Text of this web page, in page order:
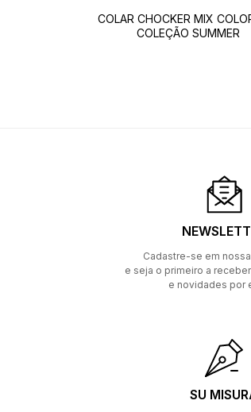
COLAR CHOCKER MIX
COLEÇÃO SUMMER
Cadastre-se em
e seja o primeiro a
e novidades por
SU